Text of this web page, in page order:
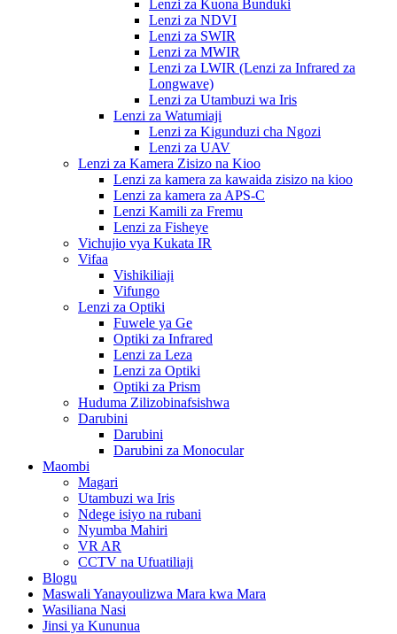
Lenzi za Kuona Bunduki
Lenzi za NDVI
Lenzi za SWIR
Lenzi za MWIR
Lenzi za LWIR (Lenzi za Infrared za
Longwave)
Lenzi za Utambuzi wa Iris
Lenzi za Watumiaji
Lenzi za Kigunduzi cha Ngozi
Lenzi za UAV
Lenzi za Kamera Zisizo na Kioo
Lenzi za kamera za kawaida zisizo na kioo
Lenzi za kamera za APS-C
Lenzi Kamili za Fremu
Lenzi za Fisheye
Vichujio vya Kukata IR
Vifaa
Vishikiliaji
Vifungo
Lenzi za Optiki
Fuwele ya Ge
Optiki za Infrared
Lenzi za Leza
Lenzi za Optiki
Optiki za Prism
Huduma Zilizobinafsishwa
Darubini
Darubini
Darubini za Monocular
Maombi
Magari
Utambuzi wa Iris
Ndege isiyo na rubani
Nyumba Mahiri
VR AR
CCTV na Ufuatiliaji
Blogu
Maswali Yanayoulizwa Mara kwa Mara
Wasiliana Nasi
Jinsi ya Kununua